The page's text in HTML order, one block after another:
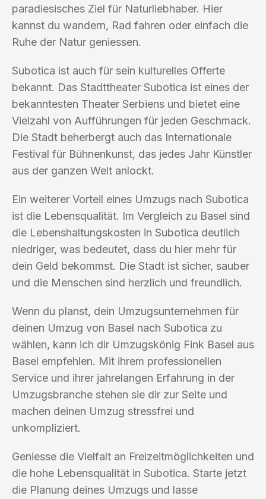
paradiesisches Ziel für Naturliebhaber. Hier
kannst du wandern, Rad fahren oder einfach die
Ruhe der Natur geniessen.
Subotica ist auch für sein kulturelles Offerte
bekannt. Das Stadttheater Subotica ist eines der
bekanntesten Theater Serbiens und bietet eine
Vielzahl von Aufführungen für jeden Geschmack.
Die Stadt beherbergt auch das Internationale
Festival für Bühnenkunst, das jedes Jahr Künstler
aus der ganzen Welt anlockt.
Ein weiterer Vorteil eines Umzugs nach Subotica
ist die Lebensqualität. Im Vergleich zu Basel sind
die Lebenshaltungskosten in Subotica deutlich
niedriger, was bedeutet, dass du hier mehr für
dein Geld bekommst. Die Stadt ist sicher, sauber
und die Menschen sind herzlich und freundlich.
Wenn du planst, dein Umzugsunternehmen für
deinen Umzug von Basel nach Subotica zu
wählen, kann ich dir Umzugskönig Fink Basel aus
Basel empfehlen. Mit ihrem professionellen
Service und ihrer jahrelangen Erfahrung in der
Umzugsbranche stehen sie dir zur Seite und
machen deinen Umzug stressfrei und
unkompliziert.
Geniesse die Vielfalt an Freizeitmöglichkeiten und
die hohe Lebensqualität in Subotica. Starte jetzt
die Planung deines Umzugs und lasse